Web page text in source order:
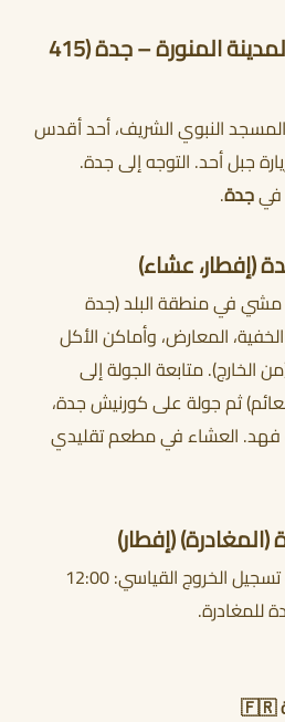
اليوم 4: الخميس – المدينة المنورة – جدة (415
المسجد النبوي الشريف، أحد أقدس
جبل أحد. التوجه إلى جدة.
فيجدة.
مشي في منطقة البلد (جدة
المعارض، وأماكن الأكل
الخارج). متابعة الجولة إلى
ثم جولة على كورنيش جدة،
فهد. العشاء في مطعم تقليدي
الإفطار في الفندق (وقت تسجيل الخروج القياسي: 12:00
للمغادرة.